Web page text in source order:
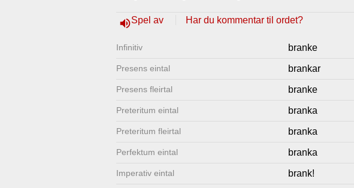
volume_upSpel av Har du kommentar til ordet?
Infinitiv branke
Presens eintal brankar
Presens fleirtal branke
Preteritum eintal branka
Preteritum fleirtal branka
Perfektum eintal branka
Imperativ eintal brank!